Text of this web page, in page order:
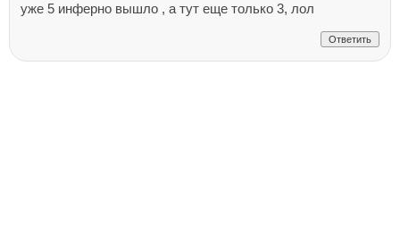
уже 5 инферно вышло , а тут еще только 3, лол
Ответить